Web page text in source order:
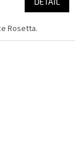
Rosetta.